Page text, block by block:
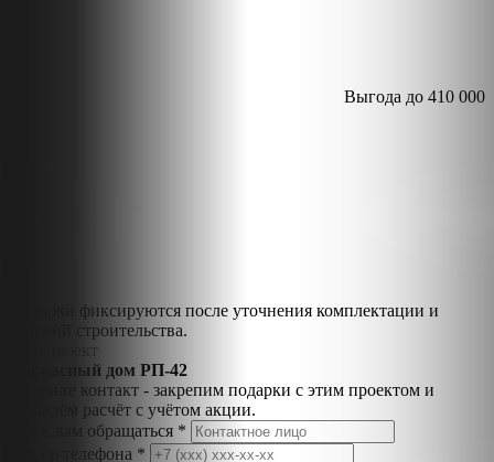
Выгода до 410 000
Подарки фиксируются после уточнения комплектации и
условий строительства.
Каркасный дом РП-42
Оставьте контакт - закрепим подарки с этим проектом и
пришлём расчёт с учётом акции.
Как к вам обращаться *
Номер телефона *